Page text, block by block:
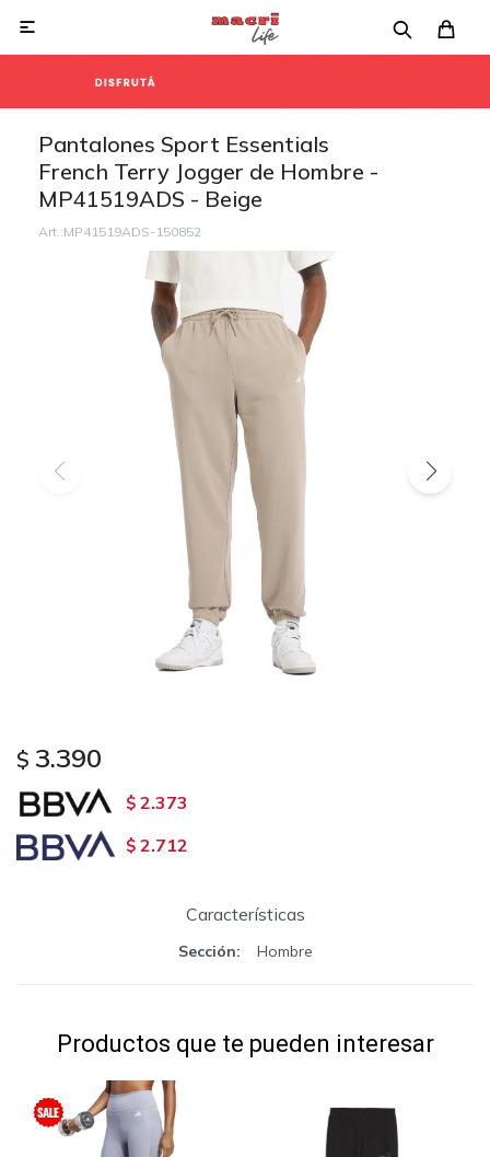

Pantalones Sport Essentials
French Terry Jogger de Hombre -
MP41519ADS - Beige
MP41519ADS-150852
$ 3.390
$ 2.373
$ 2.712
Características
Sección Hombre
Productos que te pueden interesar